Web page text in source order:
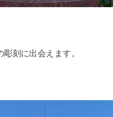
刻に出会えます。